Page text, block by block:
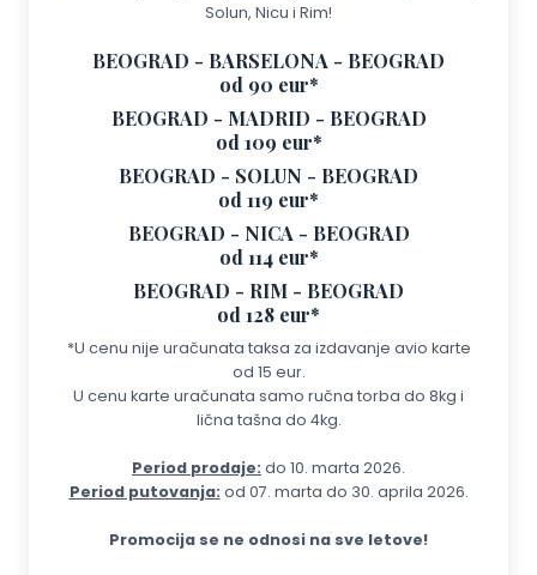
Solun, Nicu i Rim!
BEOGRAD - BARSELONA - BEOGRAD
od 90 eur*
BEOGRAD - MADRID - BEOGRAD
od 109 eur*
BEOGRAD - SOLUN - BEOGRAD
od 119 eur*
BEOGRAD - NICA - BEOGRAD
od 114 eur*
BEOGRAD - RIM - BEOGRAD
od 128 eur*
*U cenu nije uračunata taksa za izdavanje avio karte
od 15 eur.
U cenu karte uračunata samo ručna torba do 8kg i
lična tašna do 4kg.
Period prodaje: do 10. marta 2026.
Period putovanja: od 07. marta do 30. aprila 2026.
Promocija se ne odnosi na sve letove!